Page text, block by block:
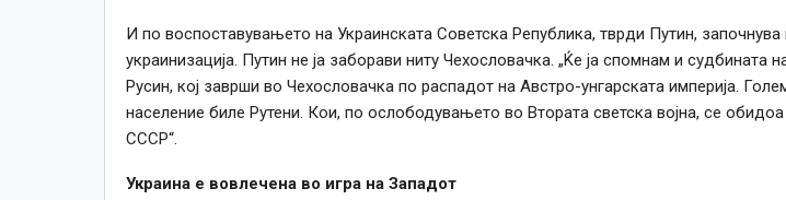
И по воспоставувањето на Украинската Советска Република, тврди Путин, започнува
украинизација. Путин не ја заборави ниту Чехословачка. „Ќе ја спомнам и судбината
Русин, кој заврши во Чехословачка по распадот на Австро-унгарската империја.
население биле Рутени. Кои, по ослободувањето во Втората светска војна, се
СССР“.
Украина е вовлечена во игра на Западот